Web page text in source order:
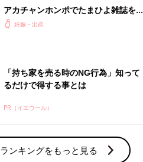
アカチャンホンポでたまひよ雑誌を買
うとポイント10倍【期間限定】
妊娠・出産
「持ち家を売る時のNG行為」知って
るだけで得する事とは
PR（イエウール）
ランキングをもっと見る